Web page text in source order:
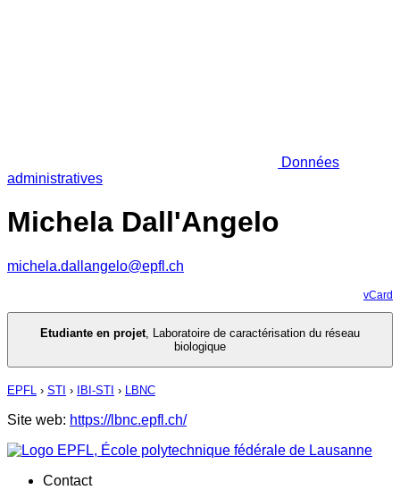
Données
administratives
Michela Dall'Angelo
michela.dallangelo@epfl.ch
vCard
Etudiante en projet, Laboratoire de caractérisation du réseau
biologique
EPFL › STI › IBI-STI › LBNC
Site web: https://lbnc.epfl.ch/
Contact